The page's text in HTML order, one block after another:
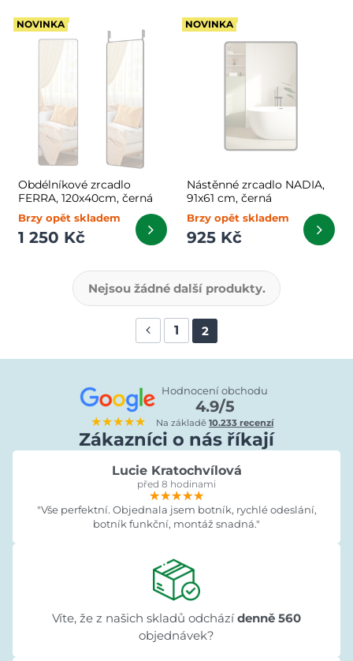
NOVINKA
Obdélníkové zrcadlo
FERRA, 120x40cm, černá
Brzy opět skladem
1 250 Kč
NOVINKA
Nástěnné zrcadlo NADIA,
91x61 cm, černá
Brzy opět skladem
925 Kč
Nejsou žádné další produkty.
1 2
★★★★★
Hodnocení obchodu
4.9/5
Na základě10.233 recenzí
Zákazníci o nás říkají
Lucie Kratochvílová
před 8 hodinami
★★★★★
★★★★★
★★★★★
"Vše perfektní. Objednala jsem botník, rychlé odeslání,
botník funkční, montáž snadná."
Víte, že z našich skladů odchází denně 560
objednávek?